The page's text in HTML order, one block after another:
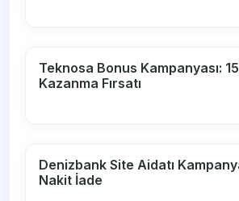
Teknosa Bonus Kampanyası:
Kazanma Fırsatı
Denizbank Site Aidatı
Nakit İade